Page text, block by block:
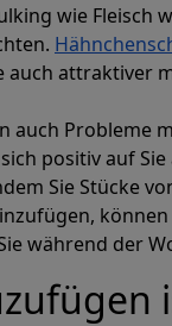
wie Fleisch
auch attraktiver
auch Probleme
positiv auf
Sie Stücke
können
während der